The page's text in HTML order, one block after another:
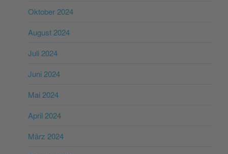
Oktober 2024
August 2024
Juli 2024
Juni 2024
Mai 2024
April 2024
März 2024